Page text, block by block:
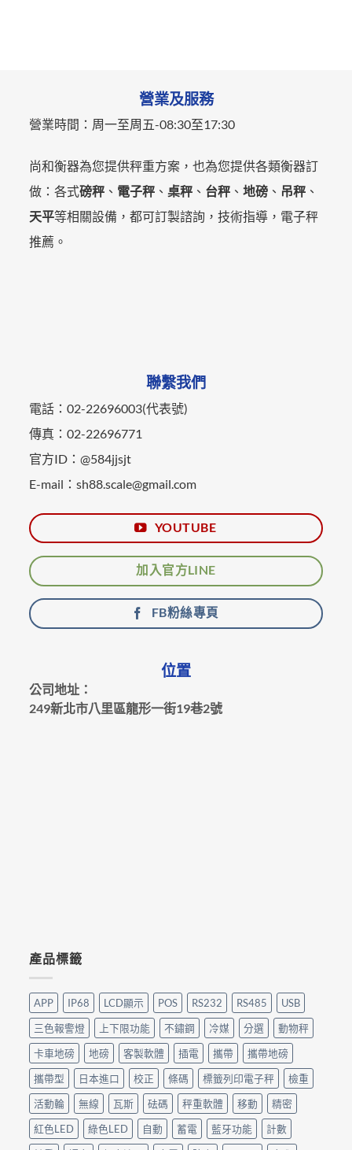
營業及服務
營業時間： 周一至周五-08:30至17:30
尚和衡器為您提供秤重方案，也為您提供各類衡器訂
做：各式磅秤 、 電子秤 、桌秤 、 台秤 、地磅 、 吊秤 、
天平等相關設備，都可訂製諮詢，技術指導，電子秤
推薦。
聯繫我們
電話：02-22696003(代表號)
傳真：02-22696771
官方ID：@584jjsjt
E-mail：sh88.scale@gmail.com
YOUTUBE
加入官方LINE
FB粉絲專頁
位置
公司地址：
249新北市八里區龍形一街19巷2號
產品標籤
APP IP68 LCD顯示 POS RS232 RS485
USB
三色報警燈
上下限功能 不鏽鋼 冷媒 分選
動物秤
卡車地磅
地磅 客製軟體 插電 攜帶
攜帶地磅
攜帶型
日本進口 校正 條碼 標籤列印電子秤
檢重
活動輪
無線 瓦斯 砝碼 秤重軟體 移動
精密
紅色LED
綠色LED 自動 蓄電 藍牙功能
計數